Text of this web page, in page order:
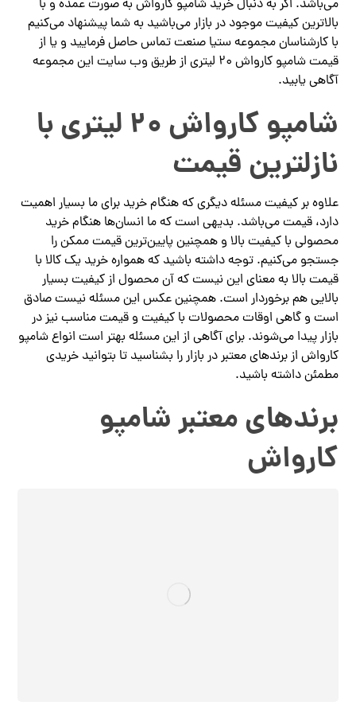
می‌باشد. اگر به دنبال خرید شامپو کارواش به صورت عمده و با
بالاترین کیفیت موجود در بازار می‌باشید به شما پیشنهاد می‌کنیم
با کارشناسان مجموعه ستیا صنعت تماس حاصل فرمایید و یا از
قیمت شامپو کارواش ۲۰ لیتری از طریق وب سایت این مجموعه
آگاهی یابید.
شامپو کارواش ۲۰ لیتری با
نازلترین قیمت
علاوه بر کیفیت مسئله دیگری که هنگام خرید برای ما بسیار اهمیت
دارد، قیمت می‌باشد. بدیهی است که ما انسان‌ها هنگام خرید
محصولی با کیفیت بالا و همچنین پایین‌ترین قیمت ممکن را
جستجو می‌کنیم. توجه داشته باشید که همواره خرید یک کالا با
قیمت بالا به معنای این نیست که آن محصول از کیفیت بسیار
بالایی هم برخوردار است. همچنین عکس این مسئله نیست صادق
است و گاهی اوقات محصولات با کیفیت و قیمت مناسب نیز در
بازار پیدا می‌شوند. برای آگاهی از این مسئله بهتر است انواع شامپو
کارواش از برندهای معتبر در بازار را بشناسید تا بتوانید خریدی
مطمئن داشته باشید.
برندهای معتبر شامپو
کارواش